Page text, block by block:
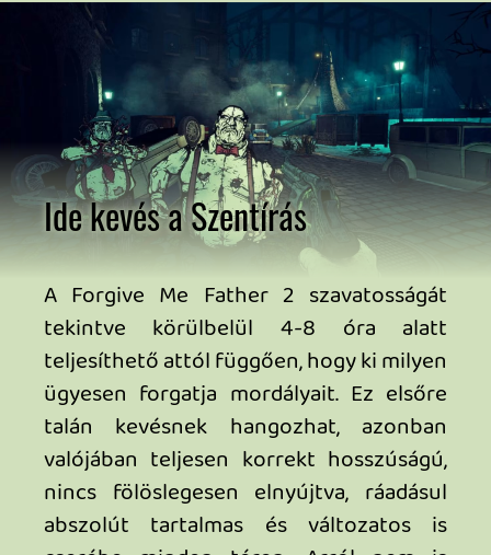
Vér nélkül nincs megváltás
Akinek az eredeti Forgive Me Father
elnyerte a tetszését, az nyugodt szívvel
csapjon le vény nélkül is a folytatásra,
akárcsak a régi idők lövöldéinek
szerelmesei, no meg nem utolsó sorban a
lovecrafti világ rajongói.
A Forgive Me Father 2 remekül viszi
tovább a már ismerős alapokat, amiket
hogy elveszítené kialakított identitását.
Nem reformálja meg a műfajt, nem lép
teljesen új szintre folytatásként, viszont
kellemesen komor szórakozást kínál, és
valljuk be, kell ennél több?
Az első rész tesztjétitt tudjátok